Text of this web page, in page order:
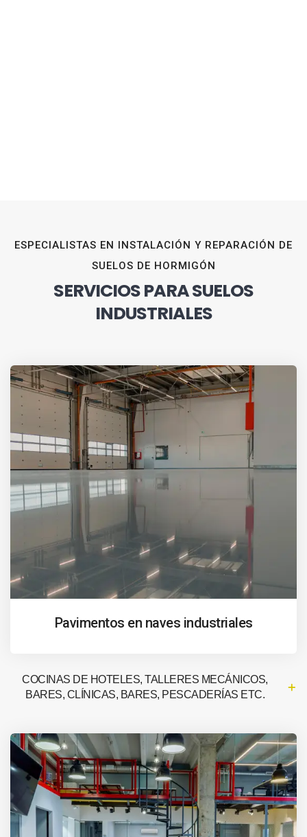
ESPECIALISTAS EN INSTALACIÓN Y REPARACIÓN DE
SUELOS DE HORMIGÓN
SERVICIOS PARA SUELOS
INDUSTRIALES
Pavimentos en naves industriales
COCINAS DE HOTELES, TALLERES MECÁNICOS,
BARES, CLÍNICAS, BARES, PESCADERÍAS ETC.